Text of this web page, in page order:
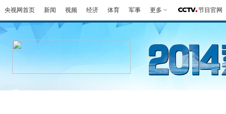
央视网首页 新闻 视频 经济 体育 军事 更多 节目官网